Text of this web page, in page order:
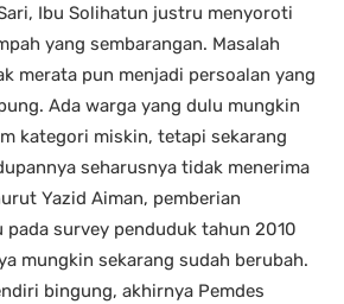
Ibu Solihatun justru menyoroti
yang sembarangan. Masalah
merata pun menjadi persoalan yang
Ada warga yang dulu mungkin
kategori miskin, tetapi sekarang
seharusnya tidak menerima
Yazid Aiman, pemberian
pada survey penduduk tahun 2010
mungkin sekarang sudah berubah.
bingung, akhirnya Pemdes